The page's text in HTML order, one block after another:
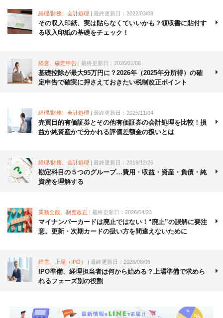
経理/財務、会計処理 | 最終更新日：2022/03/08
その収入印紙、実は貼らなくていいかも？領収書に貼付す
る収入印紙の基礎をチェック！
経営、確定申告 | 最終更新日：2026/01/06
基礎控除が最大95万円に？2026年（2025年分所得）の確
定申告で確実に押さえておきたい税制改正ポイント
経理/財務、会計処理 | 最終更新日：2025/11/04
売買目的有価証券とその他有価証券の会計処理を比較！損
益か純資産かで分かれる評価差額金の扱いとは
経理/財務、会計処理 | 最終更新日：2019/12/26
勘定科目の５つのグループ…費用・収益・資産・負債・純
資産を理解する
業務全般、制度改正 | 最終更新日：2026/04/23
マイナンバーカードは廃止ではない！“廃止”の誤解に要注
意。更新・次期カードの扱い方を間違えないために
経営、上場（IPO） | 最終更新日：2026/08/06
IPO準備、経理担当者は何から始める？上場準備で求めら
れるフェーズ別の役割